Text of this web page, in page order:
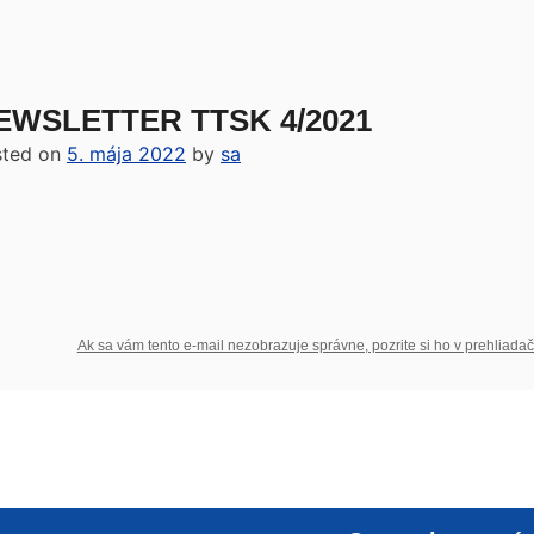
TTSK 4/2021
on 5. mája 2022 by sa
Ak sa vám tento e-mail nezobrazuje správne, pozrite si ho v